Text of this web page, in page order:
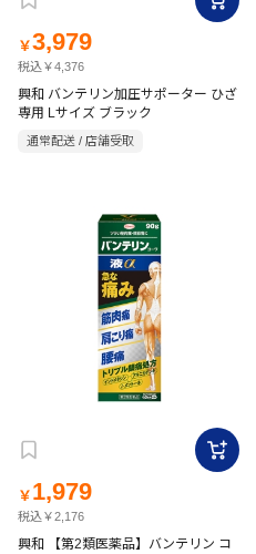
￥3,979
税込￥4,376
興和 バンテリン加圧サポーター ひざ
専用 Lサイズ ブラック
通常配送 / 店舗受取
￥ 1,979
税込￥2,176
興和 【第2類医薬品】バンテリン コ